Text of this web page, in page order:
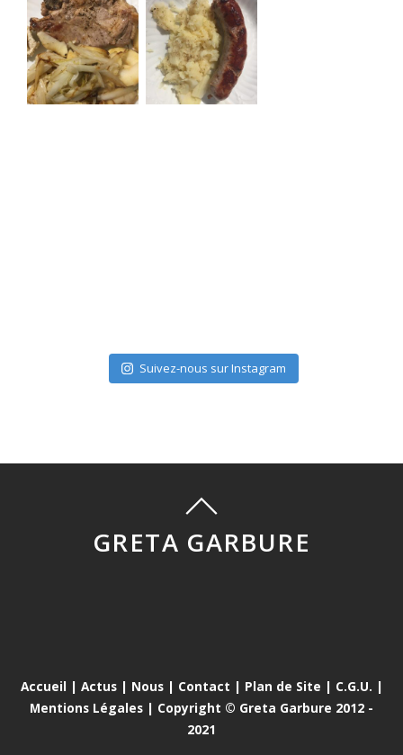
Suivez-nous sur Instagram
GRETA GARBURE
Accueil | Actus| Nous| Contact | Plan de Site | C.G.U. |
Mentions Légales | Copyright © Greta Garbure 2012 -
2021